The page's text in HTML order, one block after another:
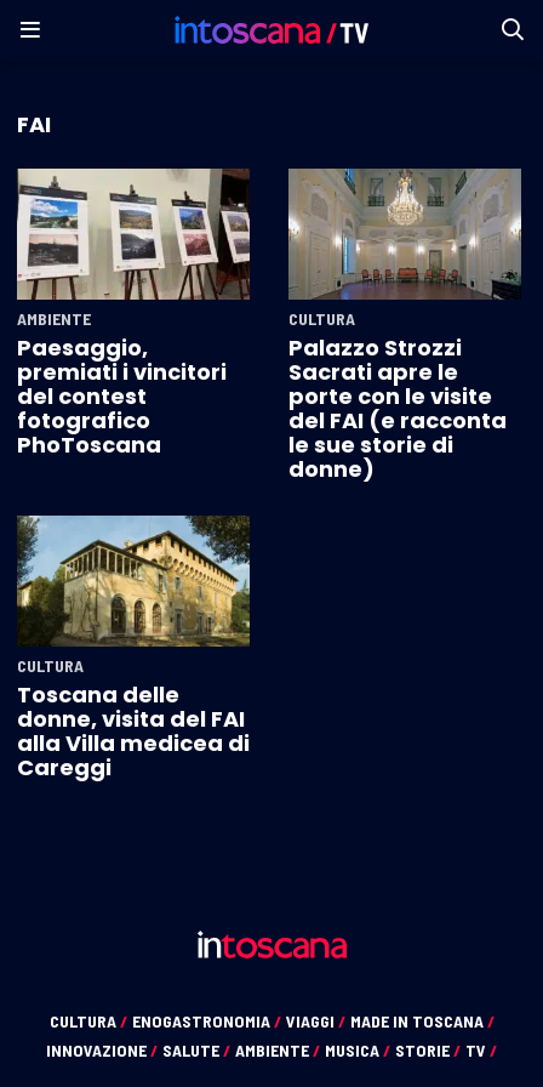
FAI
AMBIENTE
Paesaggio,
premiati i vincitori
del contest
fotografico
PhoToscana
CULTURA
Palazzo Strozzi
Sacrati apre le
porte con le visite
del FAI (e racconta
le sue storie di
donne)
CULTURA
Toscana delle
donne, visita del FAI
alla Villa medicea di
Careggi
CULTURA/ ENOGASTRONOMIA/ VIAGGI / MADE IN TOSCANA/
INNOVAZIONE/ SALUTE/ AMBIENTE/ MUSICA/ STORIE/ TV /